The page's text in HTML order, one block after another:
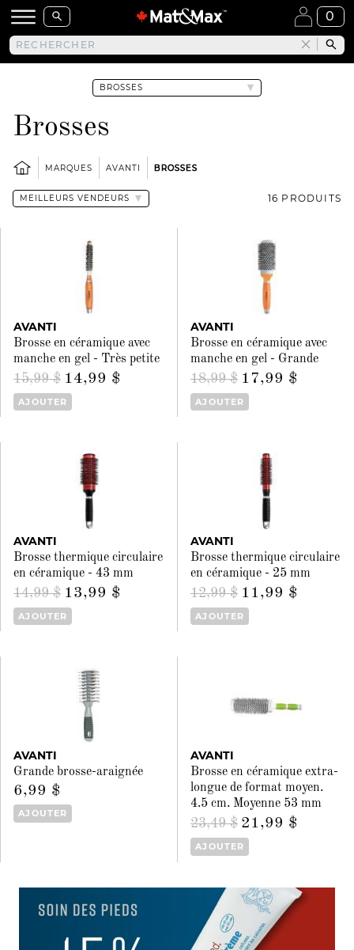
0
Brosses
MARQUES AVANTI BROSSES
16 PRODUITS
AVANTI
Brosse en céramique avec
manche en gel - Très petite
15,99 $ 14,99 $
AJOUTER
AVANTI
Brosse en céramique avec
manche en gel - Grande
18,99 $ 17,99 $
AJOUTER
AVANTI
Brosse thermique circulaire
en céramique - 43 mm
14,99 $ 13,99 $
AJOUTER
AVANTI
Brosse thermique circulaire
en céramique - 25 mm
12,99 $ 11,99 $
AJOUTER
AVANTI
Grande brosse-araignée
6,99 $
AJOUTER
AVANTI
Brosse en céramique extra-
longue de format moyen.
4.5 cm. Moyenne 53 mm
23,49 $ 21,99 $
AJOUTER